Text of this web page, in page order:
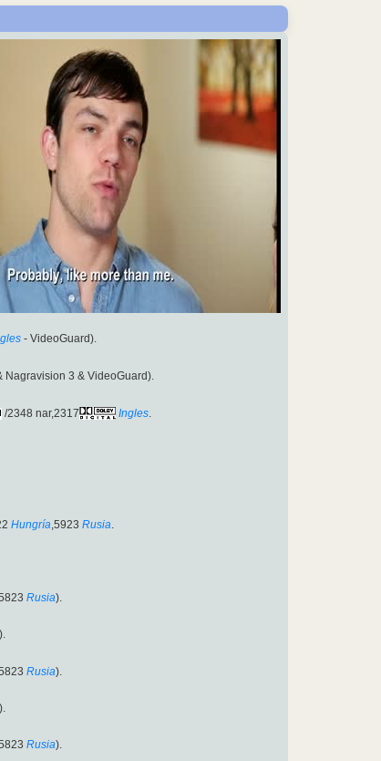
- VideoGuard).
Nagravision 3 & VideoGuard).
/2348 nar,2317 Ingles
Hungría ,5923 Rusia
Rusia).
).
Rusia).
).
Rusia).